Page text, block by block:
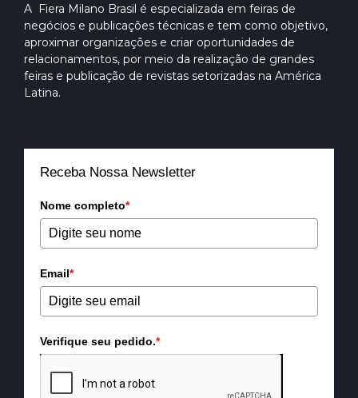
A Fiera Milano Brasil é especializada em feiras de
negócios e publicações técnicas e tem como objetivo,
aproximar organizações e criar oportunidades de
relacionamentos, por meio da realização de grandes
feiras e publicação de revistas setorizadas na América
Latina.
Receba Nossa Newsletter
Nome completo*
Email*
Verifique seu pedido.*